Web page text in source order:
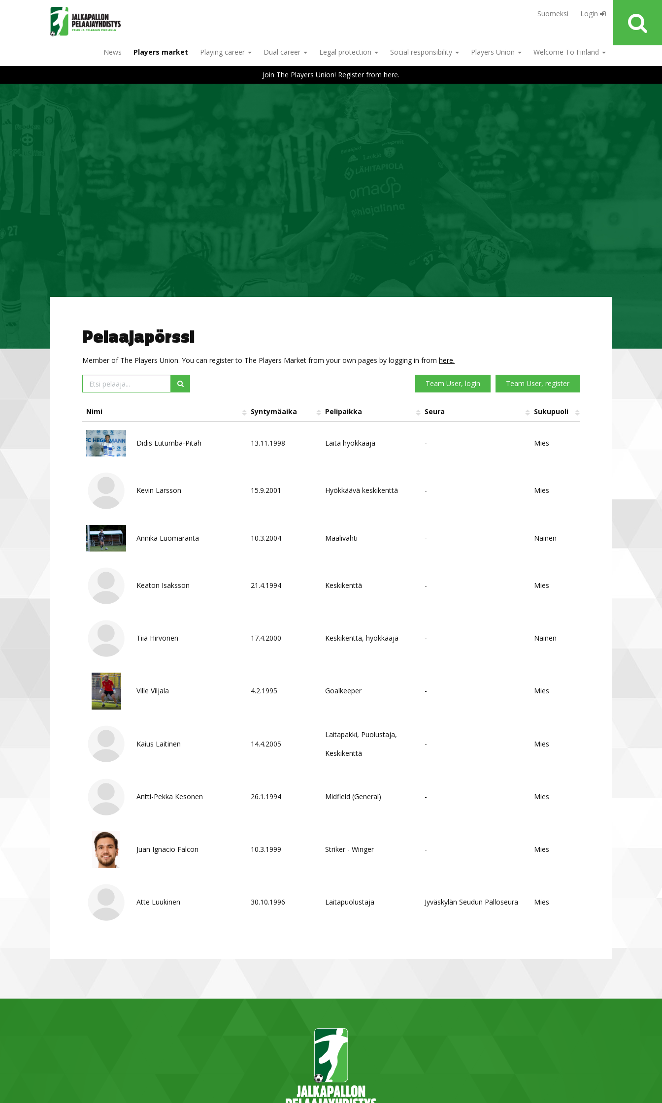
Suomeksi Login
News Players market Playing career Dual career Legal protection Social responsibility Players Union Welcome To Finland
Join The Players Union! Register from here.
Pelaajapörssi
Member of The Players Union. You can register to The Players Market from your own pages by logging in from here.
Team User, register
Team User, login
Nimi Syntymäaika Pelipaikka Seura Sukupuoli
Didis Lutumba-Pitah 13.11.1998 Laita hyökkääjä - Mies
Kevin Larsson 15.9.2001 Hyökkäävä keskikenttä - Mies
Annika Luomaranta 10.3.2004 Maalivahti - Nainen
Keaton Isaksson 21.4.1994 Keskikenttä - Mies
Tiia Hirvonen 17.4.2000 Keskikenttä, hyökkääjä - Nainen
Ville Viljala 4.2.1995 Goalkeeper - Mies
Kaius Laitinen 14.4.2005
Laitapakki, Puolustaja,
Keskikenttä
- Mies
Antti-Pekka Kesonen 26.1.1994 Midfield (General) - Mies
Juan Ignacio Falcon 10.3.1999 Striker - Winger - Mies
Atte Luukinen 30.10.1996 Laitapuolustaja Jyväskylän Seudun Palloseura Mies